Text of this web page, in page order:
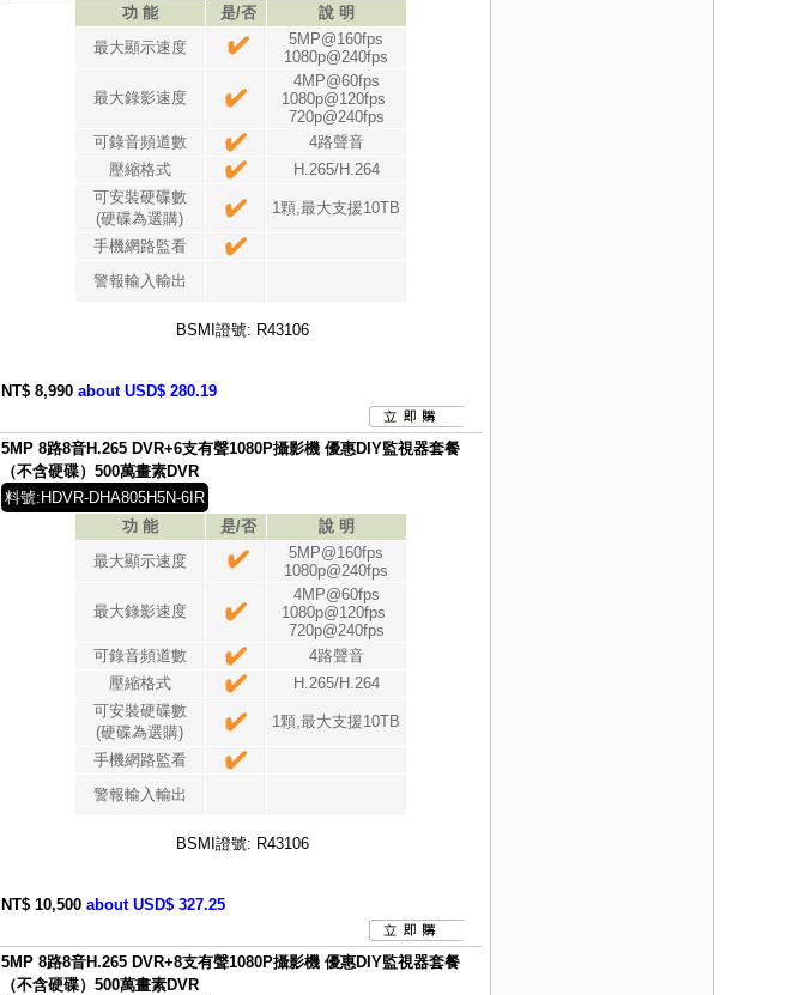
功 能
是/否
說 明
最大顯示速度
5MP@160fps
1080p@240fps
最大錄影速度
4MP@60fps
1080p@120fps
720p@240fps
可錄音頻道數
4路聲音
壓縮格式
H.265/H.264
可安裝硬碟數
(硬碟為選購)
1顆,最大支援10TB
手機網路監看
警報輸入輸出
BSMI證號: R43106
NT$ 8,990 about USD$ 280.19
5MP 8路8音H.265 DVR+6支有聲1080P攝影機 優惠DIY監視器套餐
（不含硬碟）500萬畫素DVR
料號:HDVR-DHA805H5N-6IR
功 能
是/否
說 明
最大顯示速度
5MP@160fps
1080p@240fps
最大錄影速度
4MP@60fps
1080p@120fps
720p@240fps
可錄音頻道數
4路聲音
壓縮格式
H.265/H.264
可安裝硬碟數
(硬碟為選購)
1顆,最大支援10TB
手機網路監看
警報輸入輸出
BSMI證號: R43106
NT$ 10,500 about USD$ 327.25
5MP 8路8音H.265 DVR+8支有聲1080P攝影機 優惠DIY監視器套餐
（不含硬碟）500萬畫素DVR